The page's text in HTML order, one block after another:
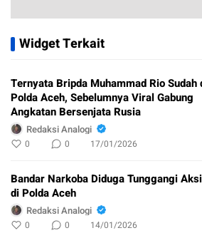
Widget Terkait
Ternyata Bripda Muhammad Rio Sudah
Polda Aceh, Sebelumnya Viral Gabung
Angkatan Bersenjata Rusia
Redaksi Analogi
0 0 17/01/2026
Bandar Narkoba Diduga Tunggangi
di Polda Aceh
Redaksi Analogi
0 0 14/01/2026